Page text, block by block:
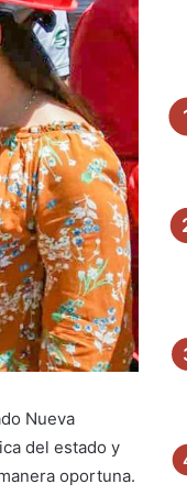
Nueva
del estado y
oportuna.